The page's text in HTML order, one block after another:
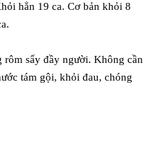
hẳn 19 ca. Cơ bản khỏi 8
sẩy đầy người. Không cần
tám gội, khỏi đau, chóng